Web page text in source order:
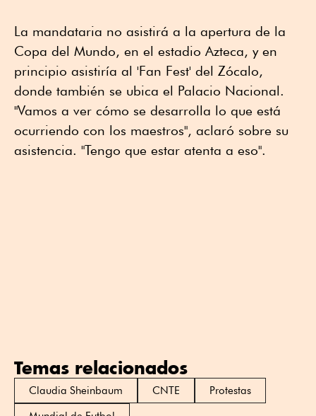
La mandataria no asistirá a la apertura de la
Copa del Mundo, en el estadio Azteca, y en
principio asistiría al 'Fan Fest' del Zócalo,
donde también se ubica el Palacio Nacional.
"Vamos a ver cómo se desarrolla lo que está
ocurriendo con los maestros", aclaró sobre su
asistencia. "Tengo que estar atenta a eso".
Temas relacionados
Claudia Sheinbaum CNTE
Protestas